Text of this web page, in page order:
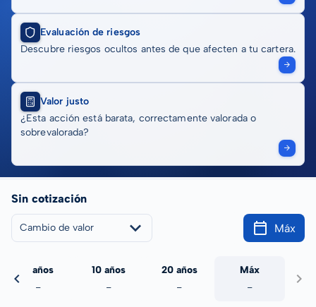
Evaluación de riesgos
Descubre riesgos ocultos antes de que afecten a tu cartera.
Valor justo
¿Esta acción está barata, correctamente valorada o
sobrevalorada?
Sin cotización
Cambio de valor Máx
5 años
-
10 años
-
20 años
-
Máx
-